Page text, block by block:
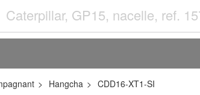
Hangcha CDD16-XT1-SI